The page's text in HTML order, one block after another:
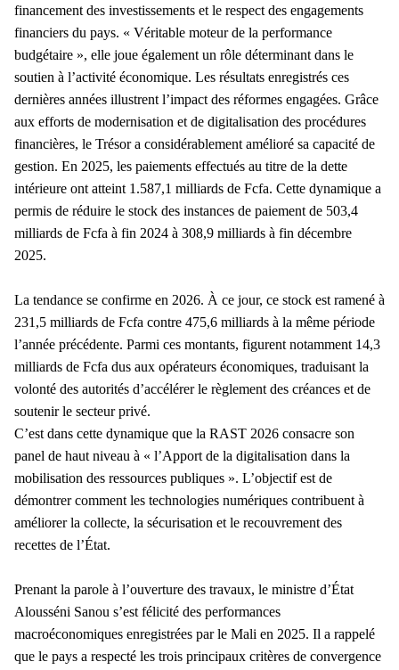
financement des investissements et le respect des engagements
financiers du pays. « Véritable moteur de la performance
budgétaire », elle joue également un rôle déterminant dans le
soutien à l’activité économique. Les résultats enregistrés ces
dernières années illustrent l’impact des réformes engagées. Grâce
aux efforts de modernisation et de digitalisation des procédures
financières, le Trésor a considérablement amélioré sa capacité de
gestion. En 2025, les paiements effectués au titre de la dette
intérieure ont atteint 1.587,1 milliards de Fcfa. Cette dynamique a
permis de réduire le stock des instances de paiement de 503,4
milliards de Fcfa à fin 2024 à 308,9 milliards à fin décembre
2025.
La tendance se confirme en 2026. À ce jour, ce stock est ramené à
231,5 milliards de Fcfa contre 475,6 milliards à la même période
l’année précédente. Parmi ces montants, figurent notamment 14,3
milliards de Fcfa dus aux opérateurs économiques, traduisant la
volonté des autorités d’accélérer le règlement des créances et de
soutenir le secteur privé.
C’est dans cette dynamique que la RAST 2026 consacre son
panel de haut niveau à « l’Apport de la digitalisation dans la
mobilisation des ressources publiques ». L’objectif est de
démontrer comment les technologies numériques contribuent à
améliorer la collecte, la sécurisation et le recouvrement des
recettes de l’État.
Prenant la parole à l’ouverture des travaux, le ministre d’État
Alousséni Sanou s’est félicité des performances
macroéconomiques enregistrées par le Mali en 2025. Il a rappelé
que le pays a respecté les trois principaux critères de convergence